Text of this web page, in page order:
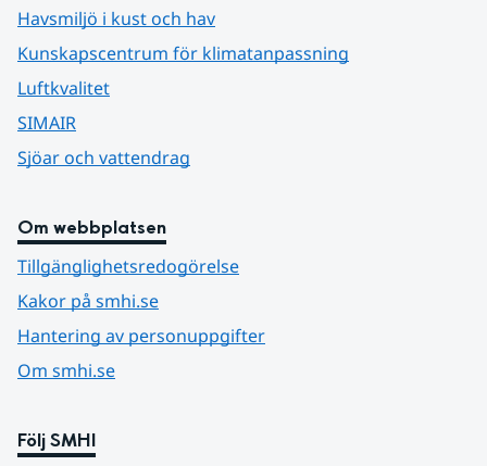
Havsmiljö i kust och hav
Kunskapscentrum för klimatanpassning
Luftkvalitet
SIMAIR
Sjöar och vattendrag
Om webbplatsen
Tillgänglighetsredogörelse
Kakor på smhi.se
Hantering av personuppgifter
Om smhi.se
Följ SMHI